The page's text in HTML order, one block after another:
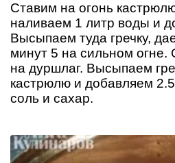
Ставим на огонь
наливаем 1 литр воды и
Высыпаем туда гречку,
минут 5 на сильном огне.
на дуршлаг. Высыпаем
кастрюлю и добавляем 2.5
соль и сахар.